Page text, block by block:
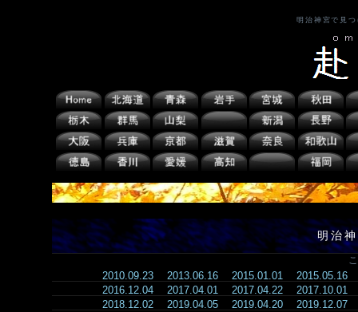
明治神宮で見
明治
2010.09.23 2013.06.16 2015.01.01
2015.05.16
2016.12.04
2017.04.01 2017.04.22
2017.10.01
2018.12.02
2019.04.05 2019.04.20
2019.12.07